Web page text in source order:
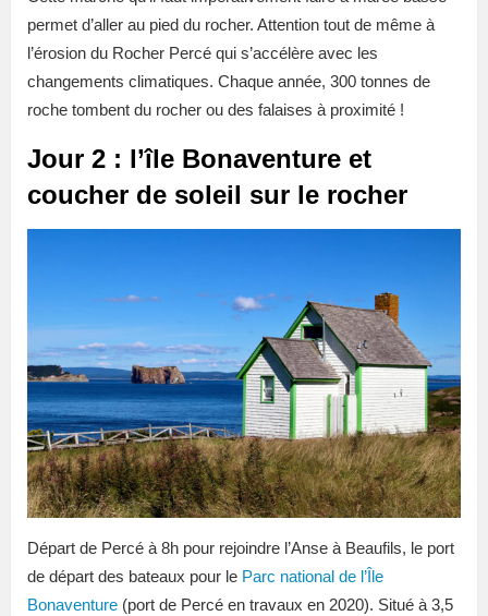
permet d’aller au pied du rocher. Attention tout de même à
l’érosion du Rocher Percé qui s’accélère avec les
changements climatiques. Chaque année, 300 tonnes de
roche tombent du rocher ou des falaises à proximité !
Jour 2 : l’île Bonaventure et
coucher de soleil sur le rocher
Départ de Percé à 8h pour rejoindre l’Anse à Beaufils, le port
de départ des bateaux pour le Parc national de l’Île
Bonaventure (port de Percé en travaux en 2020). Situé à 3,5